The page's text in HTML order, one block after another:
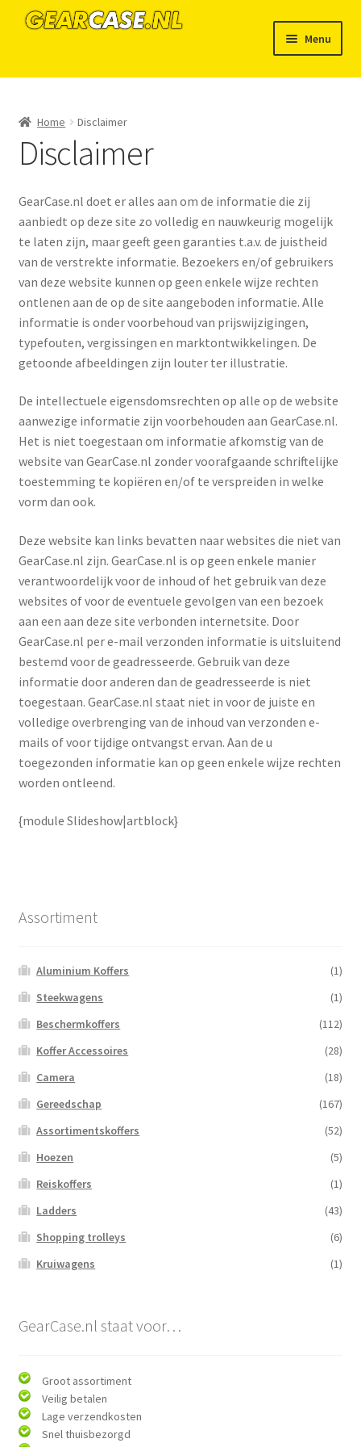
Ga
Ga
Menu
Home
Afrekenen
GearCase.nl staat voor…
Links
Mijn account
Nieuws
Contact
Levering en Betaling
Reparatie/Retour
Disclaimer
Algemene Voorwaarden
Privacy
Bedrijfsgegevens
Home Disclaimer
Disclaimer
GearCase.nl doet er alles aan om de informatie die zij
aanbiedt op deze site zo volledig en nauwkeurig mogelijk
te laten zijn, maar geeft geen garanties t.a.v. de juistheid
van de verstrekte informatie. Bezoekers en/of gebruikers
van deze website kunnen op geen enkele wijze rechten
ontlenen aan de op de site aangeboden informatie. Alle
informatie is onder voorbehoud van prijswijzigingen,
typefouten, vergissingen en marktontwikkelingen. De
getoonde afbeeldingen zijn louter ter illustratie.
De intellectuele eigensdomsrechten op alle op de website
aanwezige informatie zijn voorbehouden aan GearCase.nl.
Het is niet toegestaan om informatie afkomstig van de
website van GearCase.nl zonder voorafgaande schriftelijke
toestemming te kopiëren en/of te verspreiden in welke
vorm dan ook.
Deze website kan links bevatten naar websites die niet van
GearCase.nl zijn. GearCase.nl is op geen enkele manier
verantwoordelijk voor de inhoud of het gebruik van deze
websites of voor de eventuele gevolgen van een bezoek
aan een aan deze site verbonden internetsite. Door
GearCase.nl per e-mail verzonden informatie is uitsluitend
bestemd voor de geadresseerde. Gebruik van deze
informatie door anderen dan de geadresseerde is niet
toegestaan. GearCase.nl staat niet in voor de juiste en
volledige overbrenging van de inhoud van verzonden e-
mails of voor tijdige ontvangst ervan. Aan de u
toegezonden informatie kan op geen enkele wijze rechten
worden ontleend.
{module Slideshow|artblock}
Assortiment
Aluminium Koffers
(1)
Steekwagens
(1)
Beschermkoffers
(112)
Koffer Accessoires
(28)
Camera
(18)
Gereedschap
(167)
Assortimentskoffers
(52)
Hoezen
(5)
Reiskoffers
(1)
Ladders
(43)
Shopping trolleys
(6)
Kruiwagens
(1)
GearCase.nl staat voor…
Groot assortiment
Veilig betalen
Lage verzendkosten
Snel thuisbezorgd